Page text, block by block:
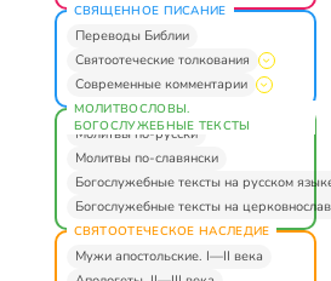
СВЯЩЕННОЕ ПИСАНИЕ
Переводы Библии
Святоотеческие толкования
Современные комментарии
МОЛИТВОСЛОВЫ.
БОГОСЛУЖЕБНЫЕ ТЕКСТЫ
Молитвы по-русски
Молитвы по-славянски
Богослужебные тексты на русском
Богослужебные тексты на
СВЯТООТЕЧЕСКОЕ НАСЛЕДИЕ
Мужи апостольские. I—II века